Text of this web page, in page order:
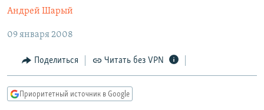
основному
Вернутся
главной
навигации
Вернутся
ЦИТАТЫ СВОБОДЫ
МНЕНИЯ
КУЛЬТУРА
IDEL.РЕАЛИИ
КАВКАЗ.РЕАЛИИ
Андрей Шарый
09 января 2008
Поделиться Читать без VPN
Приоритетный источник в Google